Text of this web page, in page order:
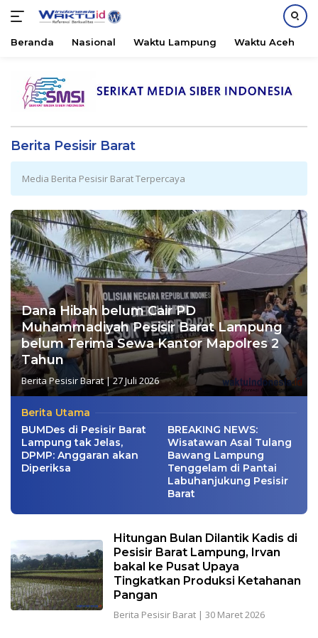
konten
Beranda Nasional Waktu Lampung Waktu Aceh
Berita Pesisir Barat
Media Berita Pesisir Barat Terpercaya
Dana Hibah belum Cair PD
Muhammadiyah Pesisir Barat Lampung
belum Terima Sewa Kantor Mapolres 2
Tahun
Berita Pesisir Barat|27 Juli 2026
Berita Utama
BUMDes di Pesisir Barat
Lampung tak Jelas,
DPMP: Anggaran akan
Diperiksa
BREAKING NEWS:
Wisatawan Asal Tulang
Bawang Lampung
Tenggelam di Pantai
Labuhanjukung Pesisir
Barat
Hitungan Bulan Dilantik Kadis di
Pesisir Barat Lampung, Irvan
bakal ke Pusat Upaya
Tingkatkan Produksi Ketahanan
Pangan
Berita Pesisir Barat| 30 Maret 2026